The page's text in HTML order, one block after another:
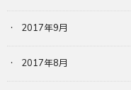
2017年9月
2017年8月